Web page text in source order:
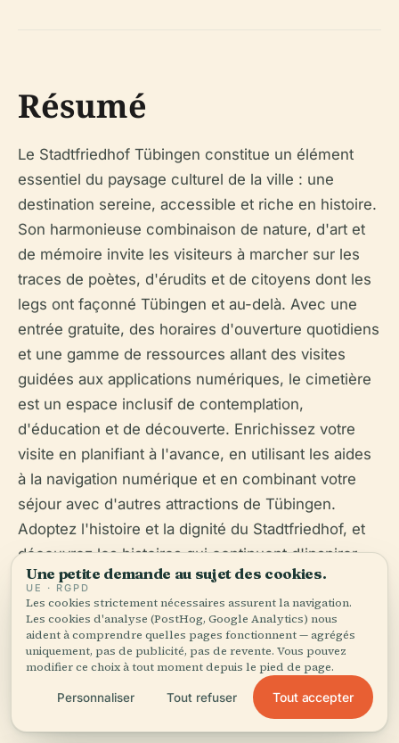
Résumé
Le Stadtfriedhof Tübingen constitue un élément
essentiel du paysage culturel de la ville : une
destination sereine, accessible et riche en histoire.
Son harmonieuse combinaison de nature, d'art et
de mémoire invite les visiteurs à marcher sur les
traces de poètes, d'érudits et de citoyens dont les
legs ont façonné Tübingen et au-delà. Avec une
entrée gratuite, des horaires d'ouverture quotidiens
et une gamme de ressources allant des visites
guidées aux applications numériques, le cimetière
est un espace inclusif de contemplation,
d'éducation et de découverte. Enrichissez votre
visite en planifiant à l'avance, en utilisant les aides
à la navigation numérique et en combinant votre
séjour avec d'autres attractions de Tübingen.
Adoptez l'histoire et la dignité du Stadtfriedhof, et
découvrez les histoires qui continuent d'inspirer
l'héritage académique et culturel de l'Allemagne
Tübingen Info;Kupferblau;Tübingen Tourist
Office ; Tuebingen.de).
Une petite demande au sujet des cookies.
UE · RGPD
Les cookies strictement nécessaires assurent la navigation.
Les cookies d'analyse (PostHog, Google Analytics) nous
aident à comprendre quelles pages fonctionnent — agrégés
uniquement, pas de publicité, pas de revente. Vous pouvez
modifier ce choix à tout moment depuis le pied de page.
Personnaliser Tout refuser Tout accepter